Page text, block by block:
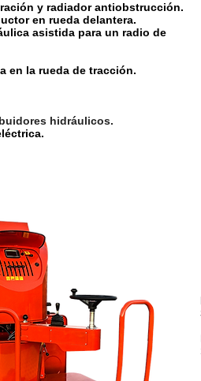
y radiador antiobstrucción.
en rueda delantera.
asistida para un radio de
en la rueda de tracción.
hidráulicos.